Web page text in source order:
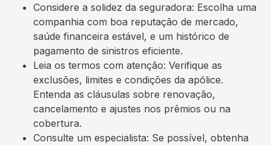
Considere a solidez da seguradora: Escolha uma
companhia com boa reputação de mercado,
saúde financeira estável, e um histórico de
pagamento de sinistros eficiente.
Leia os termos com atenção: Verifique as
exclusões, limites e condições da apólice.
Entenda as cláusulas sobre renovação,
cancelamento e ajustes nos prêmios ou na
cobertura.
Consulte um especialista: Se possível, obtenha